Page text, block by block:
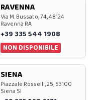
RAVENNA
Via M. Bussato, 74, 48124
Ravenna RA
+39 335 544 1908
NON DISPONIBILE
SIENA
Piazzale Rosselli, 25, 53100
Siena SI